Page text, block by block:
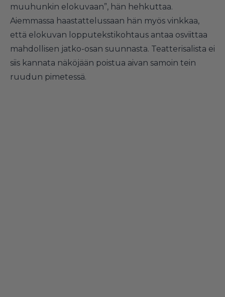
muuhunkin elokuvaan”, hän hehkuttaa.
Aiemmassa haastattelussaan hän myös vinkkaa,
että elokuvan lopputekstikohtaus antaa osviittaa
mahdollisen jatko-osan suunnasta. Teatterisalista ei
siis kannata näköjään poistua aivan samoin tein
ruudun pimetessä.